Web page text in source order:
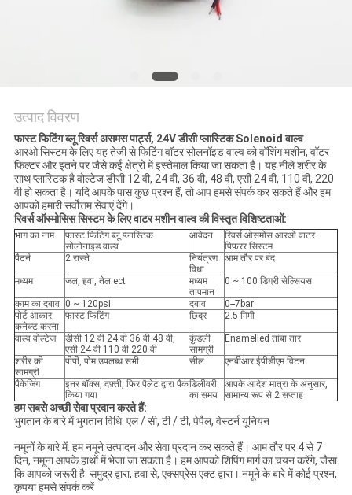
उत्पाद विवरण
फास्ट फिटिंग ब्लू रिवर्स असमस पार्ट्स, 24V डीसी प्लास्टिक Solenoid वाल्व
आरओ सिस्टम के लिए यह तेजी से फिटिंग वॉटर सोलनॉइड वाल्व को वॉशिंग मशीन, वॉटर
फिल्टर और इतने पर जैसे कई क्षेत्रों में इस्तेमाल किया जा सकता है। यह नीले शरीर के
साथ प्लास्टिक है वोल्टेज डीसी 12 वी, 24 वी, 36 वी, 48 वी, एसी 24 वी, 110 वी, 220
वी हो सकता है। यदि आपके पास कुछ प्रश्न हैं, तो आप हमसे संपर्क कर सकते हैं और हम
आपको हमारी सर्वोत्तम सेवाएं देंगे।
रिवर्स ऑस्मोसिस सिस्टम के लिए वाटर मशीन वाल्व की विस्तृत विशिष्टताओं:
भाग का नाम
फास्ट फिटिंग ब्लू प्लास्टिक
सोलोनाइड वाल्व
आवेदन
रिवर्स ओसमोस आरओ वाटर
पिफरर सिस्टम
पैटर्न
2 रास्ते
नियंत्रण
विधा
आम तौर पर बंद
मध्यम जल, हवा, तेल ect
मध्यम
तापमान
0 ~ 100 डिग्री सेल्सियस
काम का दबाव 0 ~ 120psi दबाव
0--7bar
पोर्ट आकार
कनेक्ट करना
फास्ट फिटिंग छिद्र 2.5 मिमी
वाल्व वोल्टेज
डीसी 12 वी 24 वी 36 वी 48 वी,
एसी 24 वी 110 वी 220 वी
कुंडली
सामग्री
Enamelled तांबा तार
शरीर की
सामग्री
पीपी, पोम उपलब्ध सभी सील एनबीआर ईपीडीएम विटन
पैकेजिंग
इनर बॉक्स, दफ़्ती, फिर पैलेट द्वारा पैक
किया गया
डिलीवरी
का समय
आपके आदेश मात्रा के अनुसार,
सामान्य रूप से 2 सप्ताह
हम सबसे अच्छी सेवा प्रदान करते हैं:
भुगतान के बारे में भुगतान विधि: एल / सी, टी / टी, पेपैल, वेस्टर्न यूनियन
नमूनों के बारे में: हम नमूने उत्पादन और सेवा प्रदान कर सकते हैं। आम तौर पर 4 से 7
दिन, नमूना आपके हाथों में भेजा जा सकता है। हम आपको शिपिंग मार्ग का चयन करेंगे, जैसा
कि आपको जरूरी है: समुद्र द्वारा, हवा से, एक्सप्रेस एक्ट द्वारा। नमूने के बारे में कोई प्रश्न,
कृपया हमसे संपर्क करें